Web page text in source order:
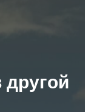
другой